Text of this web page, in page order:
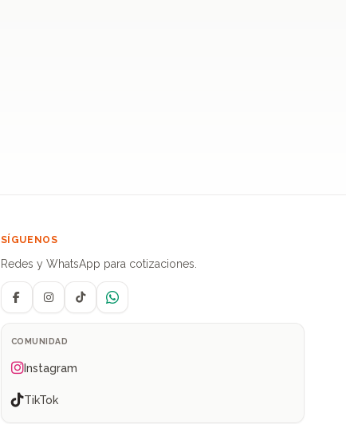
SÍGUENOS
Redes y WhatsApp para cotizaciones.
FacebookInstagramTikTokWhatsApp
COMUNIDAD
Instagram
TikTok